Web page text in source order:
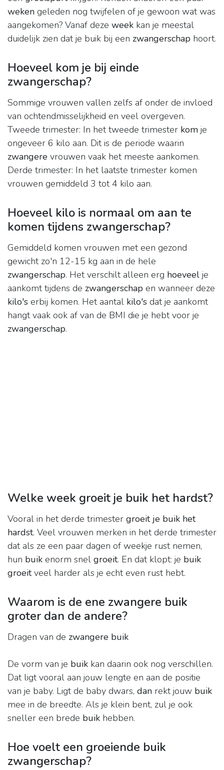
weken geleden nog twijfelen of je gewoon wat was
aangekomen? Vanaf deze week kan je meestal
duidelijk zien dat je buik bij een zwangerschap hoort.
Hoeveel kom je bij einde
zwangerschap?
Sommige vrouwen vallen zelfs af onder de invloed
van ochtendmisselijkheid en veel overgeven.
Tweede trimester: In het tweede trimester kom je
ongeveer 6 kilo aan. Dit is de periode waarin
zwangere vrouwen vaak het meeste aankomen.
Derde trimester: In het laatste trimester komen
vrouwen gemiddeld 3 tot 4 kilo aan.
Hoeveel kilo is normaal om aan te
komen tijdens zwangerschap?
Gemiddeld komen vrouwen met een gezond
gewicht zo'n 12-15 kg aan in de hele
zwangerschap. Het verschilt alleen erg hoeveel je
aankomt tijdens de zwangerschap en wanneer deze
kilo's erbij komen. Het aantal kilo's dat je aankomt
hangt vaak ook af van de BMI die je hebt voor je
zwangerschap.
Welke week groeit je buik het hardst?
Vooral in het derde trimester groeit je buik het
hardst. Veel vrouwen merken in het derde trimester
dat als ze een paar dagen of weekje rust nemen,
hun buik enorm snel groeit. En dat klopt: je buik
groeitveel harder als je echt even rust hebt.
Waarom is de ene zwangere buik
groter dan de andere?
Dragen van de zwangere buik
De vorm van je buik kan daarin ook nog verschillen.
Dat ligt vooral aan jouw lengte en aan de positie
van je baby. Ligt de baby dwars, dan rekt jouw buik
mee in de breedte. Als je klein bent, zul je ook
sneller een brede buik hebben.
Hoe voelt een groeiende buik
zwangerschap?